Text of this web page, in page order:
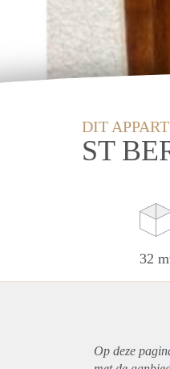
DIT
ST
32 m
Op deze